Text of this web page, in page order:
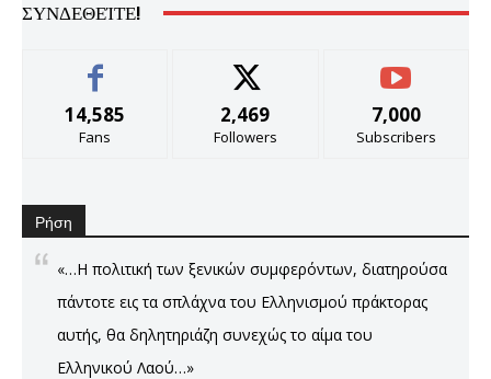
ΣΥΝΔΕΘΕΊΤΕ!
14,585
Fans
2,469
Followers
7,000
Subscribers
Ρήση
«…Η πολιτική των ξενικών συμφερόντων, διατηρούσα
πάντοτε εις τα σπλάχνα του Ελληνισμού πράκτορας
αυτής, θα δηλητηριάζη συνεχώς το αίμα του
Ελληνικού Λαού…»